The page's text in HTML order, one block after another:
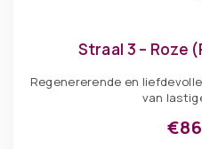
Straal 3 – Roze
Regenererende en
van
€